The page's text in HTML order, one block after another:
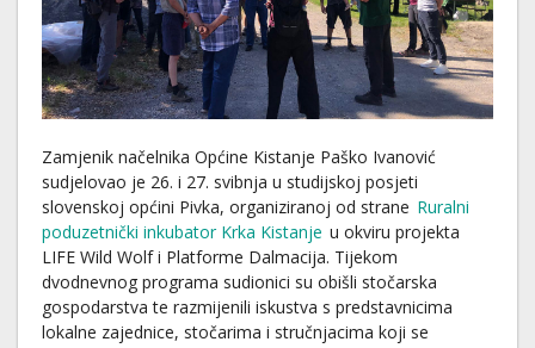
Zamjenik načelnika Općine Kistanje Paško Ivanović
sudjelovao je 26. i 27. svibnja u studijskoj posjeti
slovenskoj općini Pivka, organiziranoj od strane Ruralni
poduzetnički inkubator Krka Kistanje u okviru projekta
LIFE Wild Wolf i Platforme Dalmacija. Tijekom
dvodnevnog programa sudionici su obišli stočarska
gospodarstva te razmijenili iskustva s predstavnicima
lokalne zajednice, stočarima i stručnjacima koji se